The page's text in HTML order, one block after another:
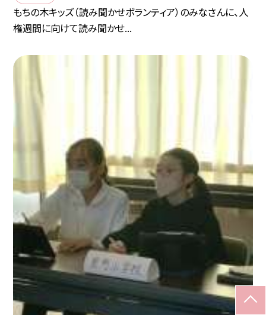
もちの木キッズ（読み聞かせボランティア）のみなさんに、人
権週間に向けて読み聞かせ...